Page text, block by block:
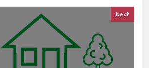
Next